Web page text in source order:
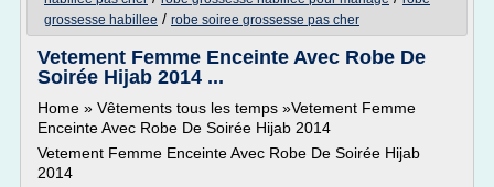
grossesse habillee / robe soiree grossesse pas cher
Vetement Femme Enceinte Avec Robe De
Soirée Hijab 2014 ...
Home » Vêtements tous les temps »Vetement Femme
Enceinte Avec Robe De Soirée Hijab 2014
Vetement Femme Enceinte Avec Robe De Soirée Hijab
2014